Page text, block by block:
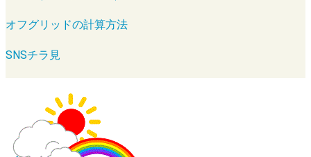
オフグリッドの計算方法
SNSチラ見